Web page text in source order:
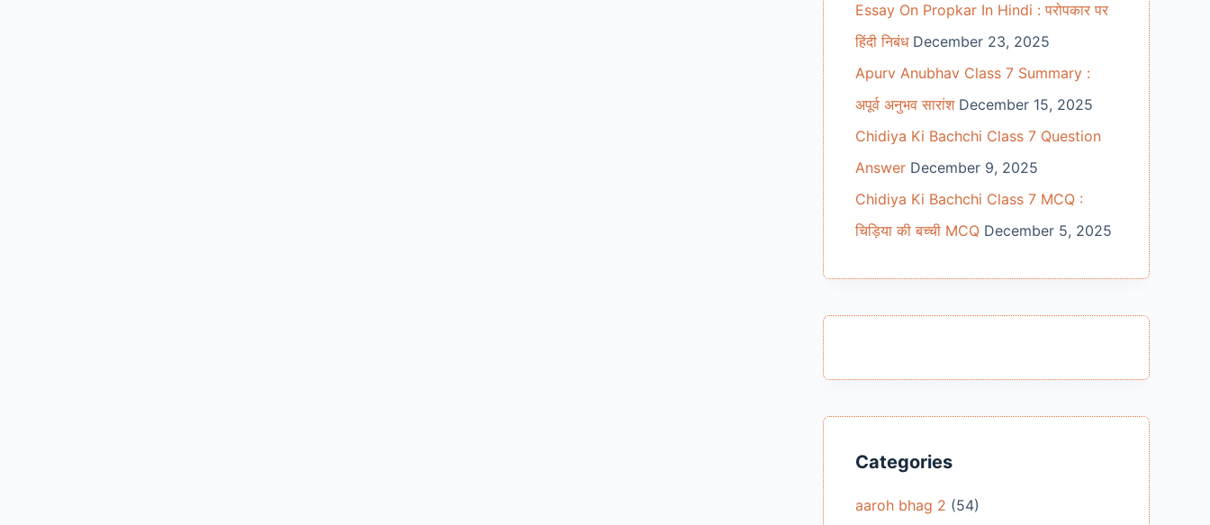
Essay On Propkar In Hindi : परोपकार पर
हिंदी निबंध December 23, 2025
Apurv Anubhav Class 7 Summary :
अपूर्व अनुभव सारांश December 15, 2025
Chidiya Ki Bachchi Class 7 Question
Answer December 9, 2025
Chidiya Ki Bachchi Class 7 MCQ :
चिड़िया की बच्ची MCQ December 5, 2025
Categories
aaroh bhag 2 (54)